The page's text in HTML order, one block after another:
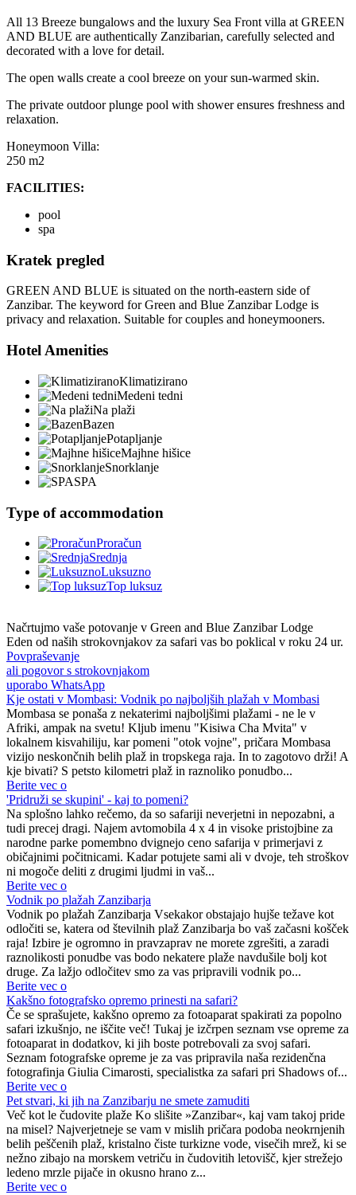
All 13 Breeze bungalows and the luxury Sea Front villa at GREEN
AND BLUE are authentically Zanzibarian, carefully selected and
decorated with a love for detail.
The open walls create a cool breeze on your sun-warmed skin.
The private outdoor plunge pool with shower ensures freshness and
relaxation.
Honeymoon Villa:
250 m2
FACILITIES:
pool
spa
Kratek pregled
GREEN AND BLUE is situated on the north-eastern side of
Zanzibar. The keyword for Green and Blue Zanzibar Lodge is
privacy and relaxation. Suitable for couples and honeymooners.
Hotel Amenities
Klimatizirano
Medeni tedni
Na plaži
Bazen
Potapljanje
Majhne hišice
Snorklanje
SPA
Type of accommodation
Proračun
Srednja
Luksuzno
Top luksuz
Načrtujmo vaše potovanje v Green and Blue Zanzibar Lodge
Eden od naših strokovnjakov za safari vas bo poklical v roku 24 ur.
Povpraševanje
ali pogovor s strokovnjakom
uporabo WhatsApp
Kje ostati v Mombasi: Vodnik po najboljših plažah v Mombasi
Mombasa se ponaša z nekaterimi najboljšimi plažami - ne le v
Afriki, ampak na svetu! Kljub imenu "Kisiwa Cha Mvita" v
lokalnem kisvahiliju, kar pomeni "otok vojne", pričara Mombasa
vizijo neskončnih belih plaž in tropskega raja. In to zagotovo drži! A
kje bivati? S petsto kilometri plaž in raznoliko ponudbo...
Berite vec o
'Pridruži se skupini' - kaj to pomeni?
Na splošno lahko rečemo, da so safariji neverjetni in nepozabni, a
tudi precej dragi. Najem avtomobila 4 x 4 in visoke pristojbine za
narodne parke pomembno dvignejo ceno safarija v primerjavi z
običajnimi počitnicami. Kadar potujete sami ali v dvoje, teh stroškov
ni mogoče deliti z drugimi ljudmi in vaš...
Berite vec o
Vodnik po plažah Zanzibarja
Vodnik po plažah Zanzibarja Vsekakor obstajajo hujše težave kot
odločiti se, katera od številnih plaž Zanzibarja bo vaš začasni košček
raja! Izbire je ogromno in pravzaprav ne morete zgrešiti, a zaradi
raznolikosti ponudbe vas bodo nekatere plaže navdušile bolj kot
druge. Za lažjo odločitev smo za vas pripravili vodnik po...
Berite vec o
Kakšno fotografsko opremo prinesti na safari?
Če se sprašujete, kakšno opremo za fotoaparat spakirati za popolno
safari izkušnjo, ne iščite več! Tukaj je izčrpen seznam vse opreme za
fotoaparat in dodatkov, ki jih boste potrebovali za svoj safari.
Seznam fotografske opreme je za vas pripravila naša rezidenčna
fotografinja Giulia Cimarosti, specialistka za safari pri Shadows of...
Berite vec o
Pet stvari, ki jih na Zanzibarju ne smete zamuditi
Več kot le čudovite plaže Ko slišite »Zanzibar«, kaj vam takoj pride
na misel? Najverjetneje se vam v mislih pričara podoba neokrnjenih
belih peščenih plaž, kristalno čiste turkizne vode, visečih mrež, ki se
nežno zibajo na morskem vetriču in čudovitih letovišč, kjer strežejo
ledeno mrzle pijače in okusno hrano z...
Berite vec o